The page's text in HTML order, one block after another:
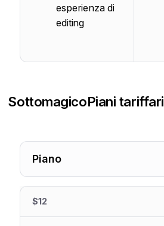
esperienza di
editing
SottomagicoPiani tariffari
Piano
$12